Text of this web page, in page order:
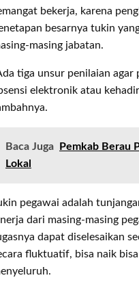
bekerja, karena
besarnya tukin
masing jabatan.
tiga unsur penilaian
elektronik atau
Baca Juga
Pemkab Berau
Lokal
pegawai adalah
dari masing-masing
dapat diselesaikan
fluktuatif, bisa naik